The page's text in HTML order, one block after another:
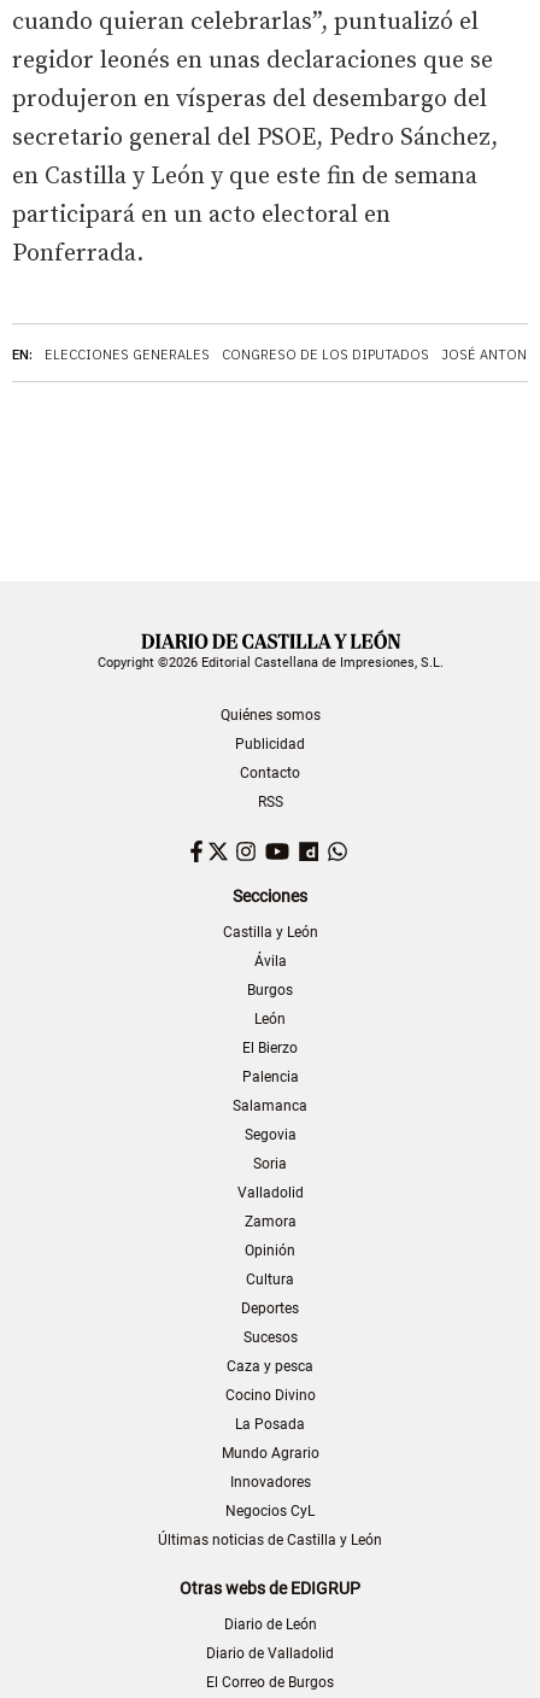
EN: ELECCIONES GENERALES CONGRESO DE LOS DIPUTADOS JOSÉ
cuando quieran celebrarlas”, puntualizó el
regidor leonés en unas declaraciones que se
produjeron en vísperas del desembargo del
secretario general del PSOE, Pedro Sánchez,
en Castilla y León y que este fin de semana
participará en un acto electoral en
Ponferrada.
Copyright ©2026 Editorial Castellana de Impresiones, S.L.
Quiénes somos
Publicidad
Contacto
RSS
Facebook
TwitterInstagram
YouTubeDailymotion
Secciones
Castilla y León
Ávila
Burgos
León
El Bierzo
Palencia
Salamanca
Segovia
Soria
Valladolid
Zamora
Opinión
Cultura
Deportes
Sucesos
Caza y pesca
Cocino Divino
La Posada
Mundo Agrario
Innovadores
Negocios CyL
Últimas noticias de Castilla y León
Otras webs de EDIGRUP
Diario de León
Diario de Valladolid
El Correo de Burgos